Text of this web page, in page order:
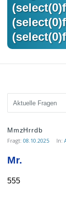
Musikforum
von
Fragen
MmzHrrdb
Fragt: 08.10.2025 In:
Mr.
555